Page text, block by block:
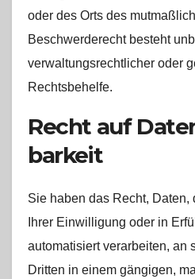
oder des Orts des
Beschwerderecht besteht
verwaltungsrechtlicher oder
Rechtsbehelfe.
Recht auf
barkeit
Sie haben das Recht, Daten,
Ihrer Einwilligung oder in
automatisiert verarbeiten, an
Dritten in einem gängigen,